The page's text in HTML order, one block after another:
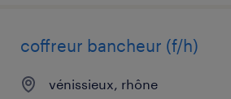
coffreur bancheur (f/h)
vénissieux, rhône